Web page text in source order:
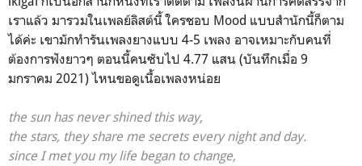
เราแล้ว มารวมในเพลย์ลิสต์นี้ ใครชอบ Mood แบบสำนักนี้ก็ตาม
ได้ค่ะ เขามักทำรันเพลงยางแบบ 4-5 เพลง อาจเหมาะกับคนที่
ต้องการฟังยาวๆ ตอนนี้คนซับไป 4.77 แสน (บันทึกเมื่อ 9
มกราคม 2021) ไหนขอดูเนื้อเพลงหน่อย
the sun has never shined this way,
the stars, they share me secrets every night and day.
since I met you my life began to change,